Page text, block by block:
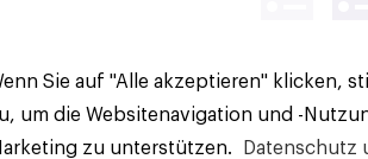
Sie auf "Alle akzeptieren" klicken,
um die Websitenavigation und -
zu unterstützen.
Datenschutz